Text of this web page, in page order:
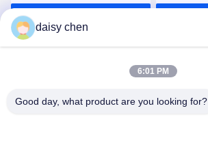
Nhận giá tốt nhất
daisy chen
6:01 PM
Good day, what product are you looking for?